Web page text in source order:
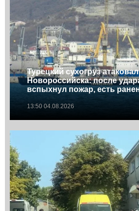
Турецкий сухогруз
Новороссийска: после
вспыхнул пожар, есть
13:50 04.08.2026